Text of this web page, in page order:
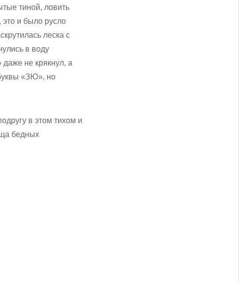
тиной, ловить
это и было русло
леска с
в воду
не крякнул, а
«ЗЮ», но
в этом тихом и
бедных